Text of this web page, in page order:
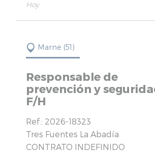
Hoy
Marne (51)
Responsable de
prevención y
F/H
Ref.: 2026-18323
Tres Fuentes La Abadía
CONTRATO INDEFINIDO